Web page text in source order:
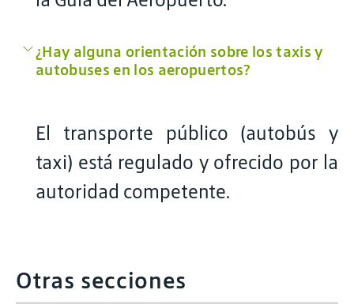
¿Hay alguna orientación sobre los taxis y
autobuses en los aeropuertos?
El transporte público (autobús y
taxi) está regulado y ofrecido por la
autoridad competente.
Otras secciones